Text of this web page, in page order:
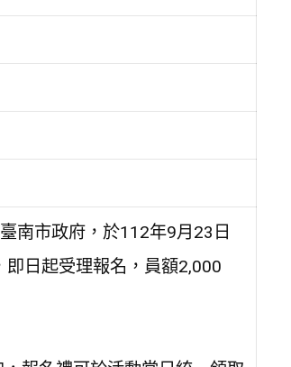
南市政府，於112年9月23日
即日起受理報名，員額2,000